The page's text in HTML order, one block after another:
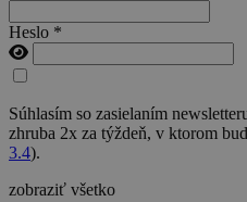
Heslo *
Súhlasím so zasielaním
zhruba 2x za týždeň, v ktorom
3.4).
zobraziť všetko